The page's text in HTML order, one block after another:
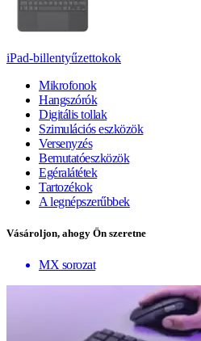
iPad-billentyűzettokok
Mikrofonok
Hangszórók
Digitális tollak
Szimulációs eszközök
Versenyzés
Bemutatóeszközök
Egéralátétek
Tartozékok
A legnépszerűbbek
Vásároljon, ahogy Ön szeretne
MX sorozat